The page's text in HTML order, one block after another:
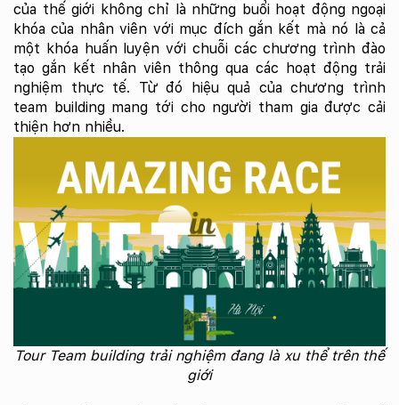
của thế giới không chỉ là những buổi hoạt động ngoại
khóa của nhân viên với mục đích gắn kết mà nó là cả
một khóa huấn luyện với chuỗi các chương trình đào
tạo gắn kết nhân viên thông qua các hoạt động trải
nghiệm thực tế. Từ đó hiệu quả của chương trình
team building mang tới cho người tham gia được cải
thiện hơn nhiều.
Tour Team building trải nghiệm đang là xu thể trên thế
giới